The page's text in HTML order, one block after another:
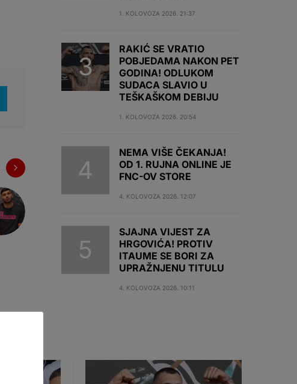
1. KOLOVOZA 2026. 21:37
RAKIĆ SE VRATIO
POBJEDAMA NAKON PET
GODINA! ODLUKOM
SUDACA SLAVIO U
TEŠKAŠKOM DEBIJU
1. KOLOVOZA 2026. 20:54
NEMA VIŠE ČEKANJA!
OD 1. RUJNA ONLINE JE
FNC-OV STORE
4. KOLOVOZA 2026. 12:07
SJAJNA VIJEST ZA
HRGOVIĆA! PROTIV
ITAUME SE BORI ZA
UPRAŽNJENU TITULU
4. KOLOVOZA 2026. 10:11